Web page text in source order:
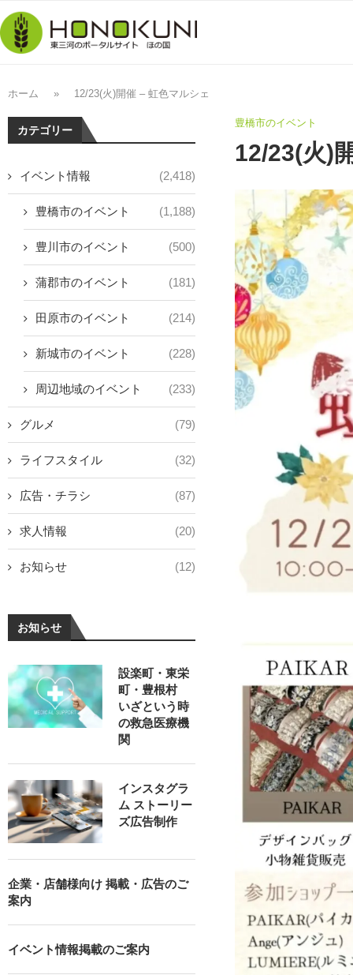
ホーム » 12/23(火)開催 – 虹色マルシェ
豊橋市のイベント
12/23(火)
カテゴリー
イベント情報 (2,418)
豊橋市のイベント (1,188)
豊川市のイベント (500)
蒲郡市のイベント (181)
田原市のイベント (214)
新城市のイベント (228)
周辺地域のイベント (233)
グルメ (79)
ライフスタイル (32)
広告・チラシ (87)
求人情報 (20)
お知らせ (12)
お知らせ
設楽町・東栄
町・豊根村
いざという時
の救急医療機
関
インスタグラ
ム ストーリー
ズ広告制作
企業・店舗様向け 掲載・広告のご
案内
イベント情報掲載のご案内